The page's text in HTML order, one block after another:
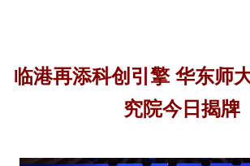
临港再添科创引擎 华东师
究院今日揭牌